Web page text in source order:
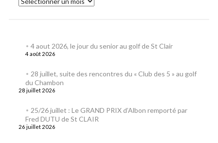
4 aout 2026, le jour du senior au golf de St Clair
4 août 2026
28 juillet, suite des rencontres du « Club des 5 » au golf
du Chambon
28 juillet 2026
25/26 juillet : Le GRAND PRIX d’Albon remporté par
Fred DUTU de St CLAIR
26 juillet 2026